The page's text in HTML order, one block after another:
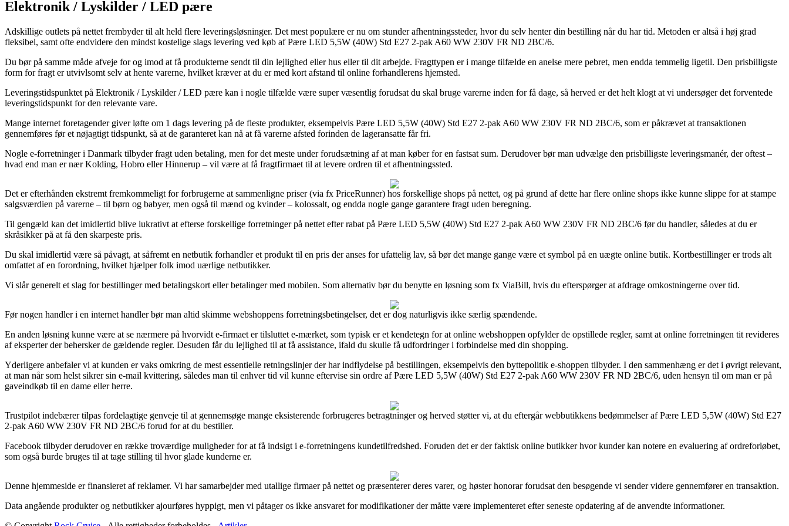
Elektronik / Lyskilder / LED pære
Adskillige outlets på nettet frembyder til alt held flere leveringsløsninger. Det mest populære er nu om stunder afhentningssteder, hvor du selv henter din bestilling når du har tid. Metoden er altså i høj grad
fleksibel, samt ofte endvidere den mindst kostelige slags levering ved køb af Pære LED 5,5W (40W) Std E27 2-pak A60 WW 230V FR ND 2BC/6.
Du bør på samme måde afveje for og imod at få produkterne sendt til din lejlighed eller hus eller til dit arbejde. Fragttypen er i mange tilfælde en anelse mere pebret, men endda temmelig ligetil. Den prisbilligste
form for fragt er utvivlsomt selv at hente varerne, hvilket kræver at du er med kort afstand til online forhandlerens hjemsted.
Leveringstidspunktet på Elektronik / Lyskilder / LED pære kan i nogle tilfælde være super væsentlig forudsat du skal bruge varerne inden for få dage, så herved er det helt klogt at vi undersøger det forventede
leveringstidspunkt for den relevante vare.
Mange internet foretagender giver løfte om 1 dags levering på de fleste produkter, eksempelvis Pære LED 5,5W (40W) Std E27 2-pak A60 WW 230V FR ND 2BC/6, som er påkrævet at transaktionen
gennemføres før et nøjagtigt tidspunkt, så at de garanteret kan nå at få varerne afsted forinden de lageransatte får fri.
Nogle e-forretninger i Danmark tilbyder fragt uden betaling, men for det meste under forudsætning af at man køber for en fastsat sum. Derudover bør man udvælge den prisbilligste leveringsmanér, der oftest –
hvad end man er nær Kolding, Hobro eller Hinnerup – vil være at få fragtfirmaet til at levere ordren til et afhentningssted.
Det er efterhånden ekstremt fremkommeligt for forbrugerne at sammenligne priser (via fx PriceRunner) hos forskellige shops på nettet, og på grund af dette har flere online shops ikke kunne slippe for at stampe
salgsværdien på varerne – til børn og babyer, men også til mænd og kvinder – kolossalt, og endda nogle gange garantere fragt uden beregning.
Til gengæld kan det imidlertid blive lukrativt at efterse forskellige forretninger på nettet efter rabat på Pære LED 5,5W (40W) Std E27 2-pak A60 WW 230V FR ND 2BC/6 før du handler, således at du er
skråsikker på at få den skarpeste pris.
Du skal imidlertid være så påvagt, at såfremt en netbutik forhandler et produkt til en pris der anses for ufattelig lav, så bør det mange gange være et symbol på en uægte online butik. Kortbestillinger er trods alt
omfattet af en forordning, hvilket hjælper folk imod uærlige netbutikker.
Vi slår generelt et slag for bestillinger med betalingskort eller betalinger med mobilen. Som alternativ bør du benytte en løsning som fx ViaBill, hvis du efterspørger at afdrage omkostningerne over tid.
Før nogen handler i en internet handler bør man altid skimme webshoppens forretningsbetingelser, det er dog naturligvis ikke særlig spændende.
En anden løsning kunne være at se nærmere på hvorvidt e-firmaet er tilsluttet e-mærket, som typisk er et kendetegn for at online webshoppen opfylder de opstillede regler, samt at online forretningen tit revideres
af eksperter der behersker de gældende regler. Desuden får du lejlighed til at få assistance, ifald du skulle få udfordringer i forbindelse med din shopping.
Yderligere anbefaler vi at kunden er vaks omkring de mest essentielle retningslinjer der har indflydelse på bestillingen, eksempelvis den byttepolitik e-shoppen tilbyder. I den sammenhæng er det i øvrigt relevant,
at man når som helst sikrer sin e-mail kvittering, således man til enhver tid vil kunne eftervise sin ordre af Pære LED 5,5W (40W) Std E27 2-pak A60 WW 230V FR ND 2BC/6, uden hensyn til om man er på
gaveindkøb til en dame eller herre.
Trustpilot indebærer tilpas fordelagtige genveje til at gennemsøge mange eksisterende forbrugeres betragtninger og herved støtter vi, at du eftergår webbutikkens bedømmelser af Pære LED 5,5W (40W) Std E27
2-pak A60 WW 230V FR ND 2BC/6 forud for at du bestiller.
Facebook tilbyder derudover en række troværdige muligheder for at få indsigt i e-forretningens kundetilfredshed. Foruden det er der faktisk online butikker hvor kunder kan notere en evaluering af ordreforløbet,
som også burde bruges til at tage stilling til hvor glade kunderne er.
Denne hjemmeside er finansieret af reklamer. Vi har samarbejder med utallige firmaer på nettet og præsenterer deres varer, og høster honorar forudsat den besøgende vi sender videre gennemfører en transaktion.
Data angående produkter og netbutikker ajourføres hyppigt, men vi påtager os ikke ansvaret for modifikationer der måtte være implementeret efter seneste opdatering af de anvendte informationer.